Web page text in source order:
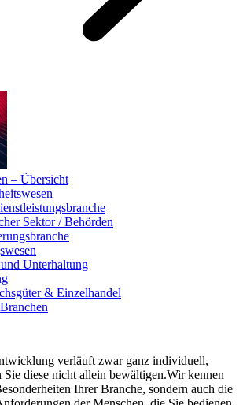
– Übersicht
Sektor / Behörden
Unterhaltung
& Einzelhandel
verläuft zwar ganz individuell,
Sie diese nicht allein bewältigen.Wir kennen
Ihrer Branche, sondern auch die